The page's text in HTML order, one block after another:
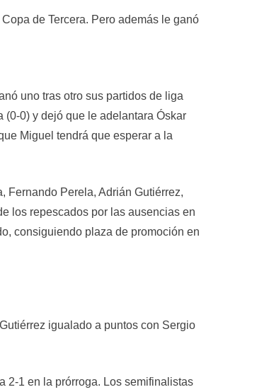
de Tercera. Pero además le ganó
uno tras otro sus partidos de liga
(0-0) y dejó que le adelantara Óskar
Miguel tendrá que esperar a la
Fernando Perela, Adrián Gutiérrez,
los repescados por las ausencias en
consiguiendo plaza de promoción en
igualado a puntos con Sergio
2-1 en la prórroga. Los semifinalistas